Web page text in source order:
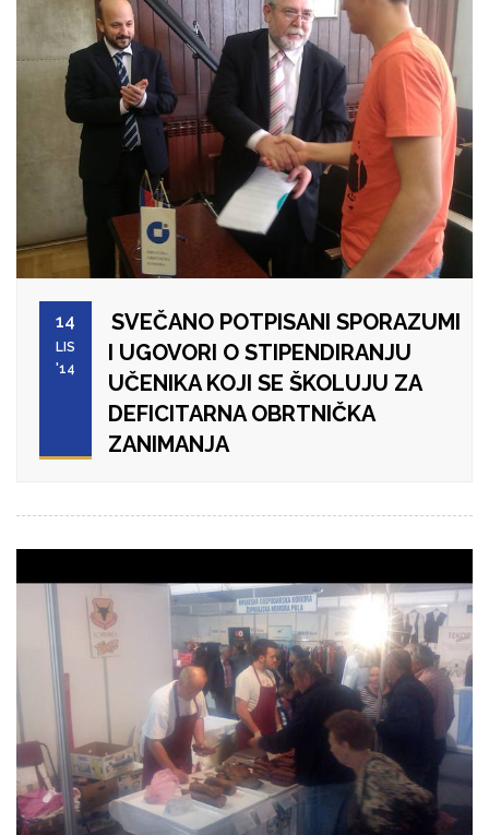
14
LIS
'14
SVEČANO POTPISANI SPORAZUMI
I UGOVORI O STIPENDIRANJU
UČENIKA KOJI SE ŠKOLUJU ZA
DEFICITARNA OBRTNIČKA
ZANIMANJA